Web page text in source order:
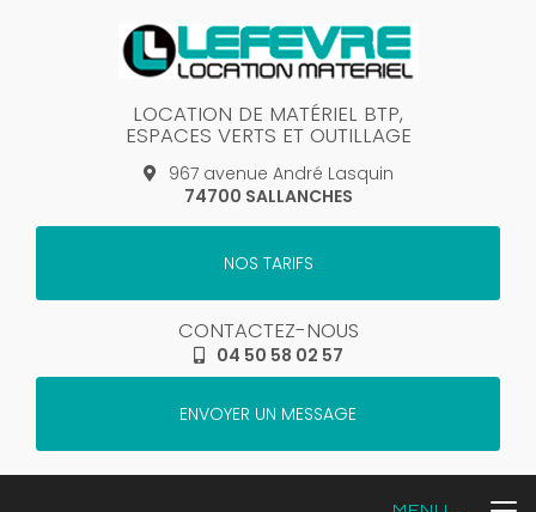
LOCATION DE MATÉRIEL BTP,
ESPACES VERTS ET OUTILLAGE
967 avenue André Lasquin
74700 SALLANCHES
NOS TARIFS
CONTACTEZ-NOUS
04 50 58 02 57
ENVOYER UN MESSAGE